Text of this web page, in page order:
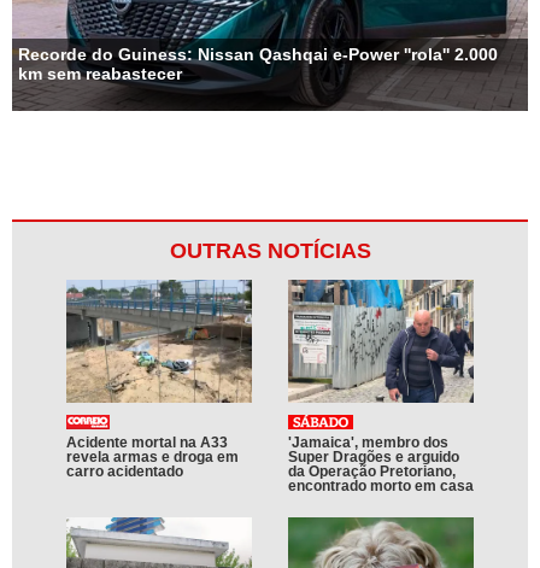
Recorde do Guiness: Nissan Qashqai e-Power ''rola'' 2.000
km sem reabastecer
OUTRAS NOTÍCIAS
Acidente mortal na A33
revela armas e droga em
carro acidentado
'Jamaica', membro dos
Super Dragões e arguido
da Operação Pretoriano,
encontrado morto em casa